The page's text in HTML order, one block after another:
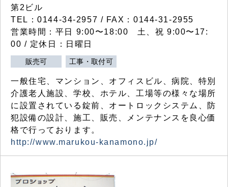
第2ビル
TEL：0144-34-2957 / FAX：0144-31-2955
営業時間：平日 9:00〜18:00 土、祝 9:00〜17:
00 / 定休日：日曜日
販売可 工事・取付可
一般住宅、マンション、オフィスビル、病院、特別
介護老人施設、学校、ホテル、工場等の様々な場所
に設置されている錠前、オートロックシステム、防
犯設備の設計、施工、販売、メンテナンスを良心価
格で行っております。
http://www.marukou-kanamono.jp/